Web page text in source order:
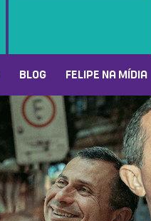
BLOG FELIPE NA MÍDIA